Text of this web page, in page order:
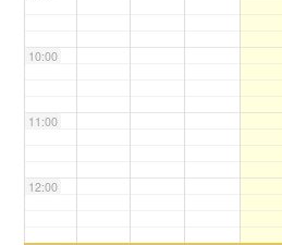
10:00
11:00
12:00